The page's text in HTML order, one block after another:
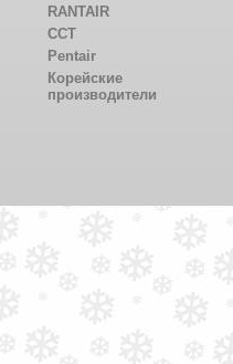
RANTAIR
CCT
Pentair
Корейские
производители